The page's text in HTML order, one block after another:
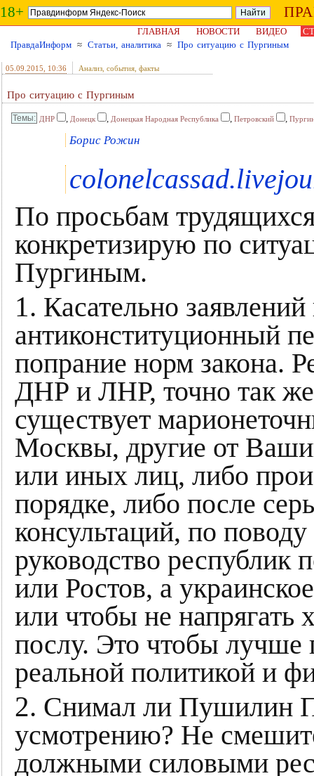
18+
ГЛАВНАЯ НОВОСТИ ВИДЕО
ПравдаИнформ ≈ Статьи, аналитика ≈ Про ситуацию с Пургиным
05.09.2015 , 10:36 Анализ, события, факты
Про ситуацию с Пургиным
ДНР , Донецк , Донецкая Народная Республика , Петровский ,
Борис Рожин
По просьбам
конкретизирую по
Пургиным.
1. Касательно
антиконституционный
попрание норм закона.
ДНР и ЛНР, точно так
существует
Москвы, другие от
или иных лиц, либо
порядке, либо после
консультаций, по
руководство республик
или Ростов, а
или чтобы не напрягать
послу. Это чтобы лучше
реальной политикой и
2. Снимал ли Пушилин
усмотрению? Не
должными силовыми